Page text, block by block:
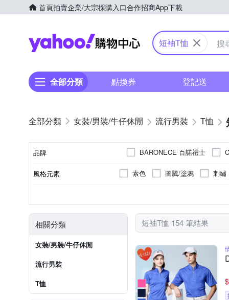
首頁拍賣企業/大宗採購入口合作招商App下載
Yahoo購物中心
短袖T恤
全部分類 點換券 登記送
女裝/男裝/牛仔休閒 流行男裝 T恤
品牌 BARONECE 百諾禮士
pierre cardin 皮爾卡登
風格元素 素色 圖騰/塗鴉 刺繡
相關分類
女裝/男裝/牛仔休閒
流行男裝
T恤
短袖T恤 154 筆結果
$